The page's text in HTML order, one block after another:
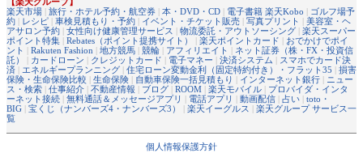
楽天市場 | 旅行・ホテル予約・航空券 | 本・DVD・CD | 電子書籍 楽天Kobo | ゴルフ場予
約 | レシピ | 車検見積もり・予約 | イベント・チケット販売 | 写真プリント | 美容室・ヘ
アサロン予約 | 女性向け健康管理サービス | 物流委託・アウトソーシング | 楽天スーパー
ポイント特集 | Rebates（ポイント提携サイト） | 楽天ポイントカード | おでかけでポイ
ント | Rakuten Fashion | 地方競馬 | 競輪 | アフィリエイト | ネット証券（株・FX・投資信
託）
| カードローン | クレジットカード | 電子マネー | 決済システム | スマホでカード決
済 | エネルギープランニング | 住宅ローン変動金利（固定特約付き）・フラット35 | 損害
保険・生命保険比較 | 生命保険 | 自動車保険一括見積もり | インターネット銀行 | ニュー
ス・検索 | 仕事紹介 | 不動産情報 | ブログ | ROOM | 楽天モバイル | プロバイダ・インタ
ーネット接続 | 無料通話＆メッセージアプリ | 電話アプリ | 動画配信 | 占い | toto・
BIG | 宝くじ（ナンバーズ4・ナンバーズ3） | 楽天イーグルス | 楽天グループ サービス一
覧
個人情報保護方針